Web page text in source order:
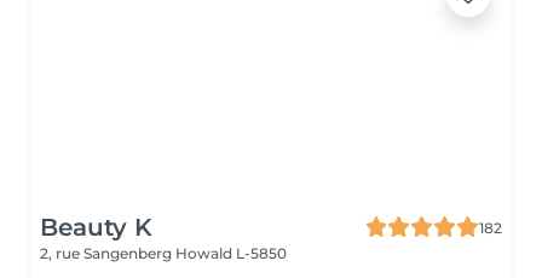
Beauty K
182
2, rue Sangenberg Howald L-5850